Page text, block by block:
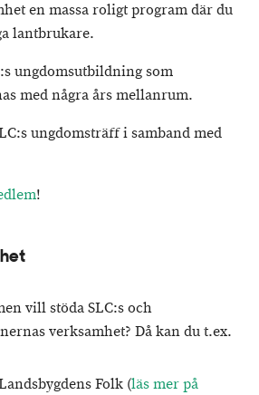
en massa roligt program där du
lantbrukare.
ungdomsutbildning som
med några års mellanrum.
ungdomsträff i samband med
!
vill stöda SLC:s och
verksamhet? Då kan du t.ex.
Folk (läs mer på